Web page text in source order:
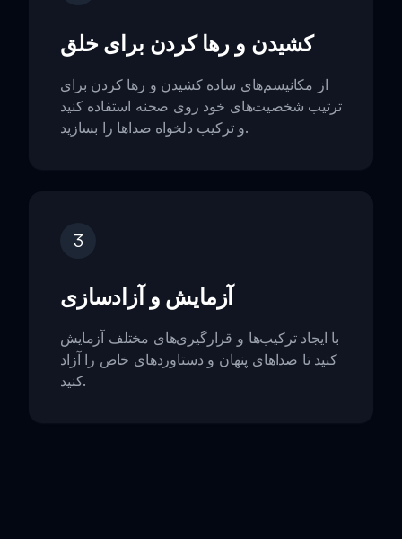
کشیدن و رها کردن برای خلق
از مکانیسم‌های ساده کشیدن و رها کردن برای
ترتیب شخصیت‌های خود روی صحنه استفاده کنید
و ترکیب دلخواه صداها را بسازید.
3
آزمایش و آزادسازی
با ایجاد ترکیب‌ها و قرارگیری‌های مختلف آزمایش
کنید تا صداهای پنهان و دستاوردهای خاص را آزاد
کنید.